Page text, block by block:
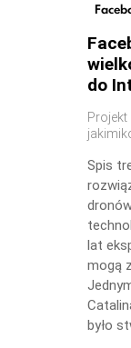
do
Spis
lat
mogą
było